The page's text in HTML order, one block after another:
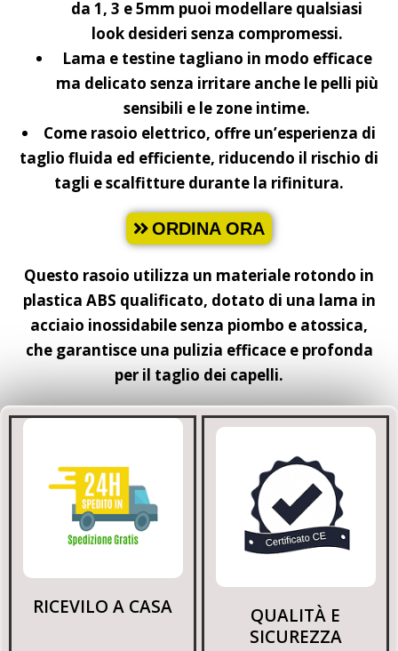
da 1, 3 e 5mm puoi modellare qualsiasi
look desideri senza compromessi.
Lama e testine tagliano in modo efficace
ma delicato senza irritare anche le pelli più
sensibili e le zone intime.
Come rasoio elettrico, offre un’esperienza di
taglio fluida ed efficiente, riducendo il rischio di
tagli e scalfitture durante la rifinitura.
ORDINA ORA
Questo rasoio utilizza un materiale rotondo in
plastica ABS qualificato, dotato di una lama in
acciaio inossidabile senza piombo e atossica,
che garantisce una pulizia efficace e profonda
per il taglio dei capelli.
RICEVILO A CASA
QUALITÀ E
SICUREZZA